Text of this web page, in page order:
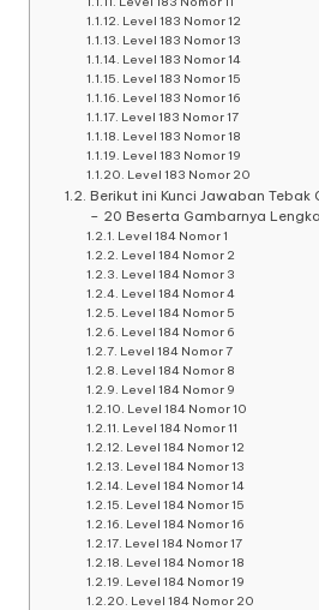
Level 183 Nomor 12
Level 183 Nomor 13
Level 183 Nomor 14
Level 183 Nomor 15
Level 183 Nomor 16
Level 183 Nomor 17
Level 183 Nomor 18
Level 183 Nomor 19
Level 183 Nomor 20
Berikut ini Kunci Jawaban Tebak
– 20 Beserta Gambarnya
Level 184 Nomor 1
Level 184 Nomor 2
Level 184 Nomor 3
Level 184 Nomor 4
Level 184 Nomor 5
Level 184 Nomor 6
Level 184 Nomor 7
Level 184 Nomor 8
Level 184 Nomor 9
Level 184 Nomor 10
Level 184 Nomor 11
Level 184 Nomor 12
Level 184 Nomor 13
Level 184 Nomor 14
Level 184 Nomor 15
Level 184 Nomor 16
Level 184 Nomor 17
Level 184 Nomor 18
Level 184 Nomor 19
Level 184 Nomor 20